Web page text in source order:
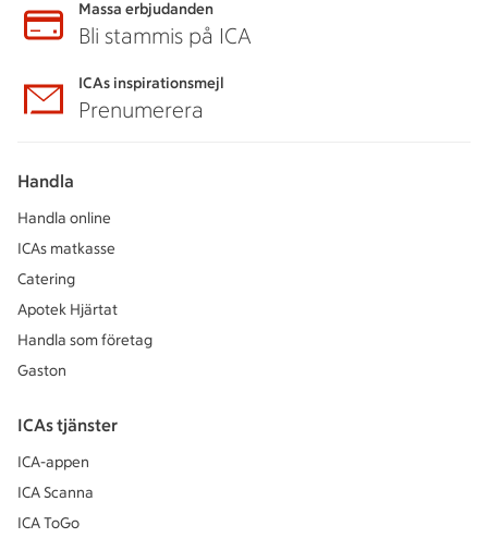
Massa erbjudanden
Bli stammis på ICA
ICAs inspirationsmejl
Prenumerera
Handla
Handla online
ICAs matkasse
Catering
Apotek Hjärtat
Handla som företag
Gaston
ICAs tjänster
ICA-appen
ICA Scanna
ICA ToGo